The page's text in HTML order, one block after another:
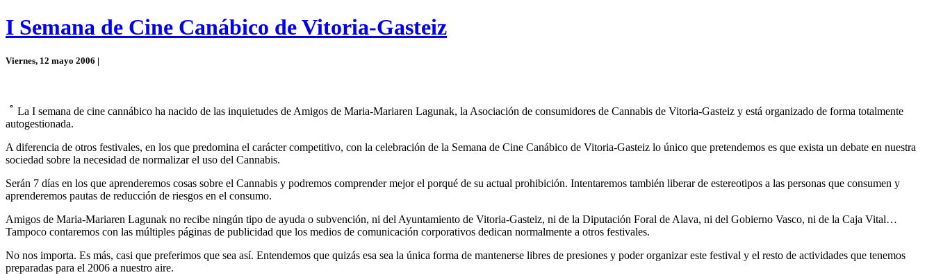
I Semana de Cine Canábico de Vitoria-Gasteiz
Viernes, 12 mayo 2006 |
La I semana de cine cannábico ha nacido de las inquietudes de Amigos de Maria-Mariaren Lagunak, la Asociación de consumidores de Cannabis de Vitoria-Gasteiz y está organizado de forma totalmente
autogestionada.
A diferencia de otros festivales, en los que predomina el carácter competitivo, con la celebración de la Semana de Cine Canábico de Vitoria-Gasteiz lo único que pretendemos es que exista un debate en nuestra
sociedad sobre la necesidad de normalizar el uso del Cannabis.
Serán 7 dí­as en los que aprenderemos cosas sobre el Cannabis y podremos comprender mejor el porqué de su actual prohibición. Intentaremos también liberar de estereotipos a las personas que consumen y
aprenderemos pautas de reducción de riesgos en el consumo.
Amigos de Maria-Mariaren Lagunak no recibe ningún tipo de ayuda o subvención, ni del Ayuntamiento de Vitoria-Gasteiz, ni de la Diputación Foral de Alava, ni del Gobierno Vasco, ni de la Caja Vital…
Tampoco contaremos con las múltiples páginas de publicidad que los medios de comunicación corporativos dedican normalmente a otros festivales.
No nos importa. Es más, casi que preferimos que sea así­. Entendemos que quizás esa sea la única forma de mantenerse libres de presiones y poder organizar este festival y el resto de actividades que tenemos
preparadas para el 2006 a nuestro aire.